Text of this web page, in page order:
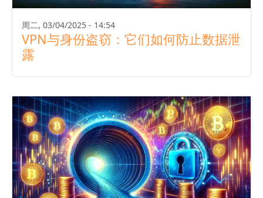
周二, 03/04/2025 - 14:54
VPN与身份盗窃：它们如何防止数据泄
露